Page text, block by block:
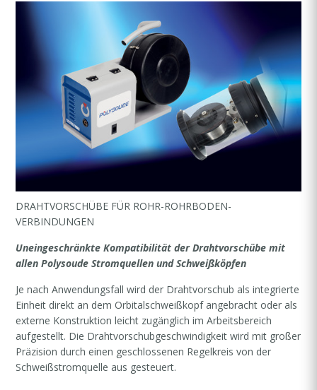
DRAHTVORSCHÜBE FÜR ROHR-ROHRBODEN-
VERBINDUNGEN
Uneingeschränkte Kompatibilität der Drahtvorschübe mit
allen Polysoude Stromquellen und Schweißköpfen
Je nach Anwendungsfall wird der Drahtvorschub als integrierte
Einheit direkt an dem Orbitalschweißkopf angebracht oder als
externe Konstruktion leicht zugänglich im Arbeitsbereich
aufgestellt. Die Drahtvorschubgeschwindigkeit wird mit großer
Präzision durch einen geschlossenen Regelkreis von der
Schweißstromquelle aus gesteuert.